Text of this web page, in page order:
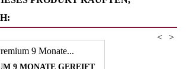
>
<
9 MONATE GEREIFT